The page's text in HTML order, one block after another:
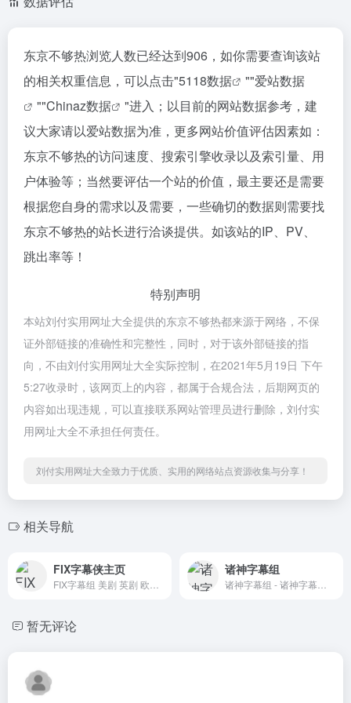
东京不够热浏览人数已经达到906，如你需要查询该站
的相关权重信息，可以点击"5118数据 ""爱站数据
""Chinaz数据
"进入；以目前的网站数据参考，建
议大家请以爱站数据为准，更多网站价值评估因素如：
东京不够热的访问速度、搜索引擎收录以及索引量、用
户体验等；当然要评估一个站的价值，最主要还是需要
根据您自身的需求以及需要，一些确切的数据则需要找
东京不够热的站长进行洽谈提供。如该站的IP、PV、
跳出率等！
特别声明
本站刘付实用网址大全提供的东京不够热都来源于网络，不保
证外部链接的准确性和完整性，同时，对于该外部链接的指
向，不由刘付实用网址大全实际控制，在2021年5月19日 下午
5:27收录时，该网页上的内容，都属于合规合法，后期网页的
内容如出现违规，可以直接联系网站管理员进行删除，刘付实
用网址大全不承担任何责任。
刘付实用网址大全致力于优质、实用的网络站点资源收集与分享！
相关导航
FIX字幕侠主页 诸神字幕组
暂无评论